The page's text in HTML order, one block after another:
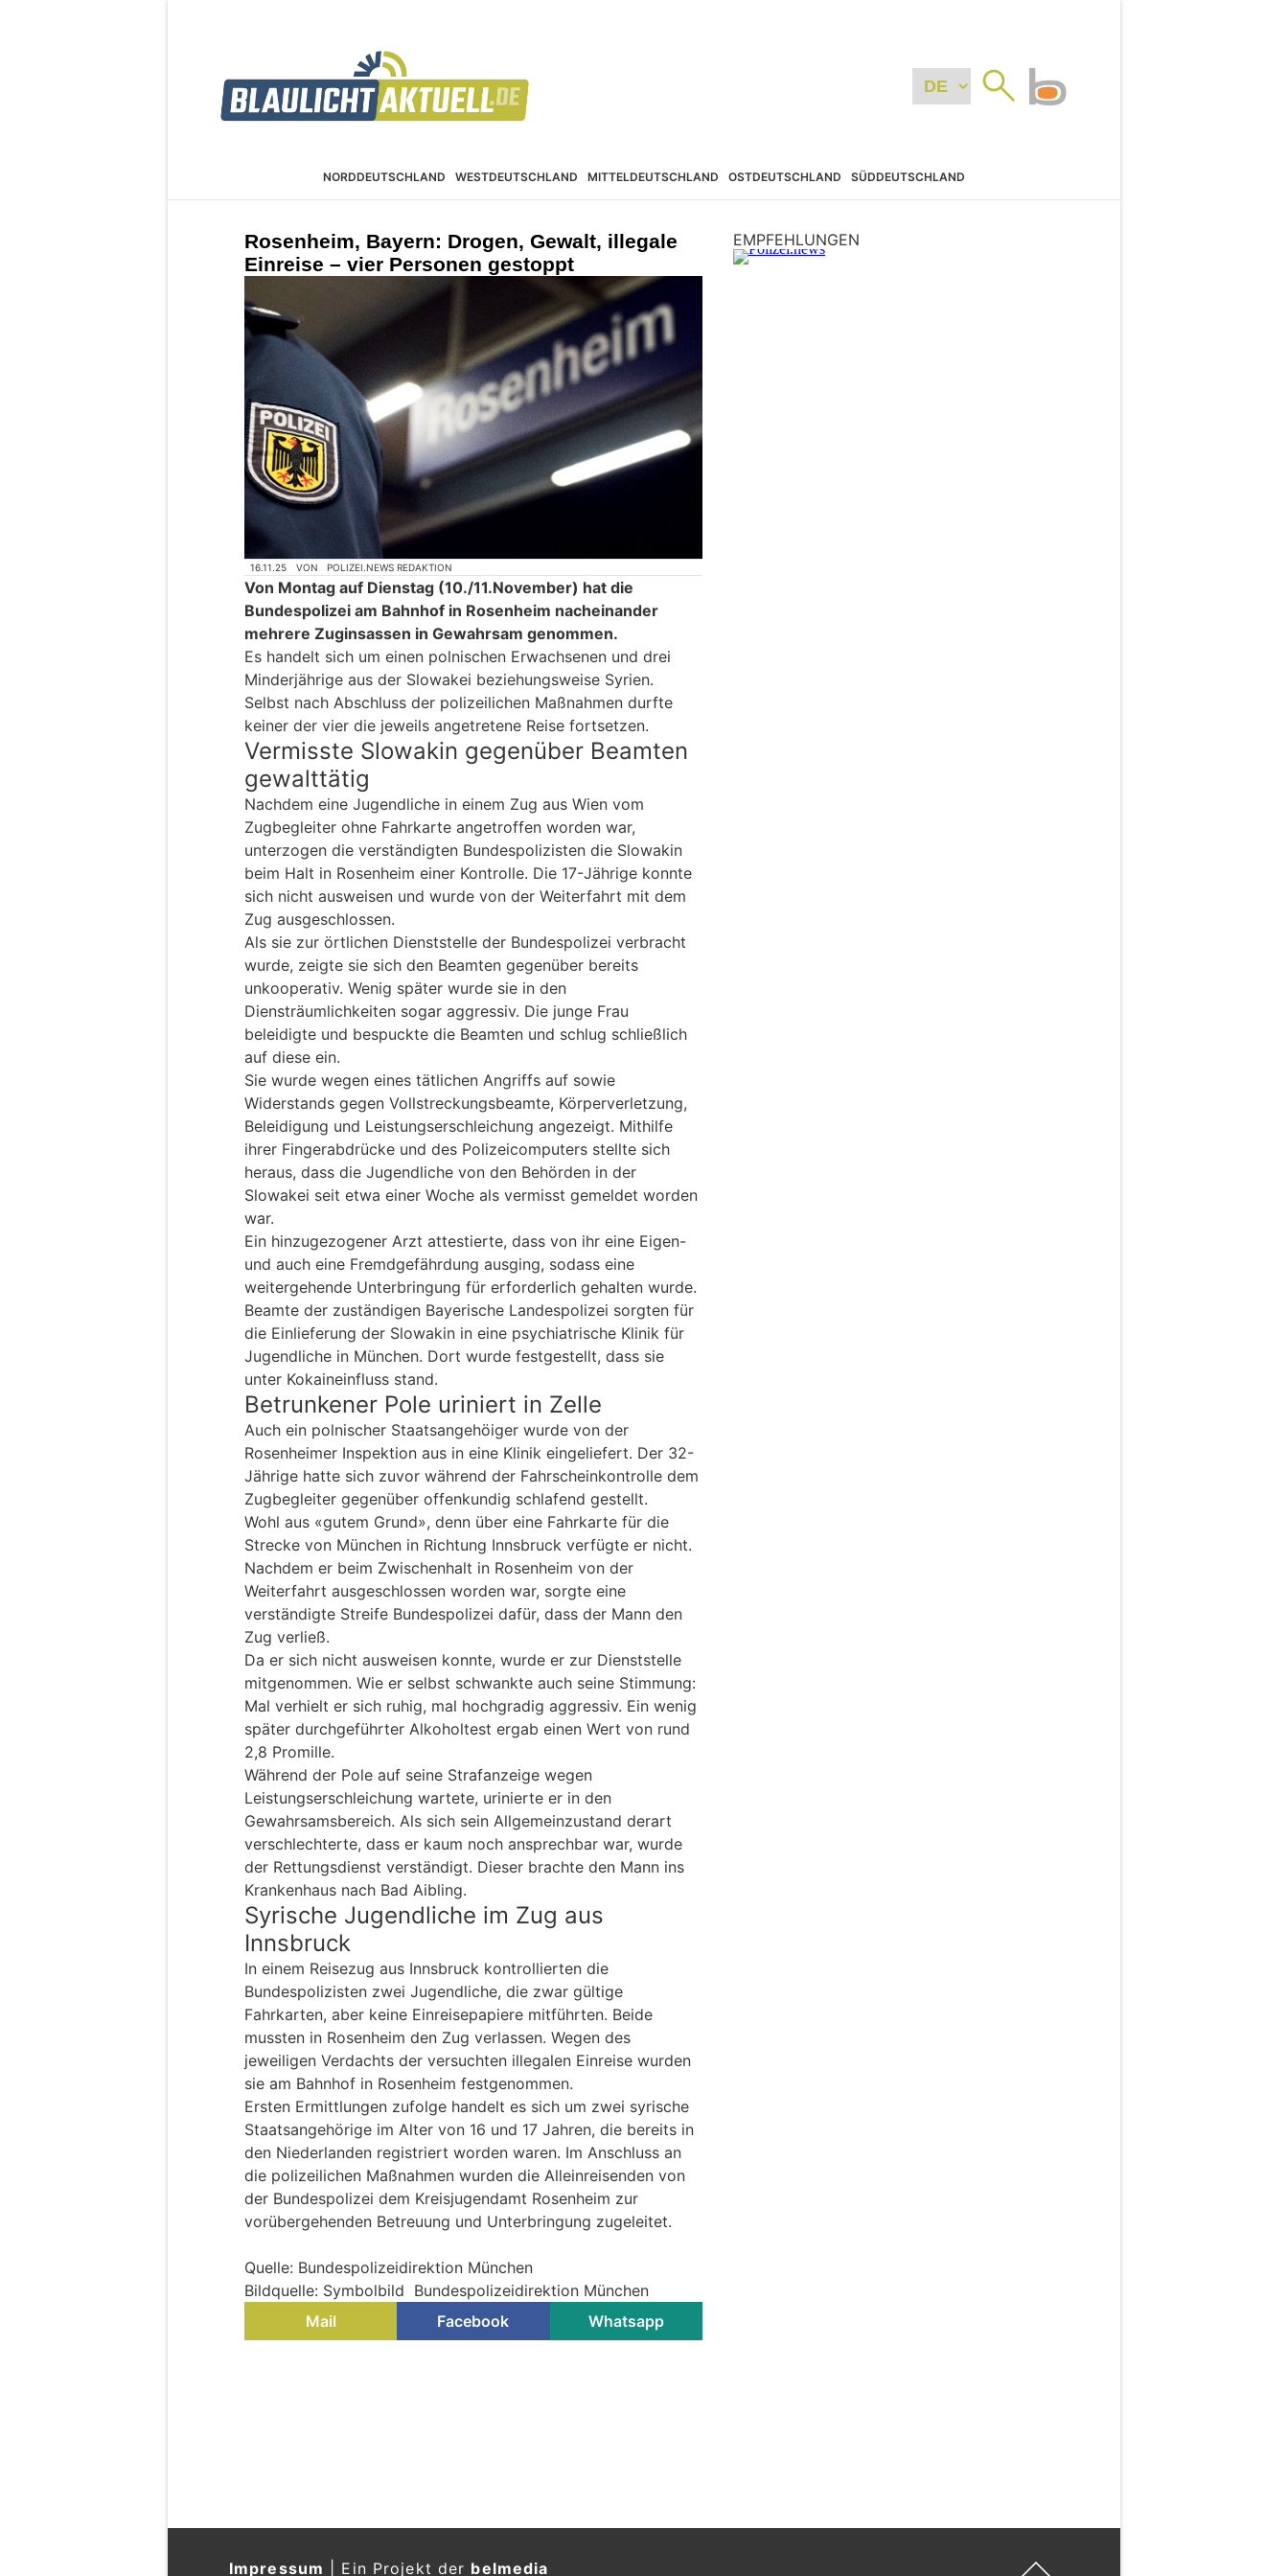
NORDDEUTSCHLAND WESTDEUTSCHLAND MITTELDEUTSCHLAND OSTDEUTSCHLAND SÜDDEUTSCHLAND
Rosenheim, Bayern: Drogen, Gewalt, illegale
Einreise – vier Personen gestoppt
16.11.25 VON POLIZEI.NEWS REDAKTION
Von Montag auf Dienstag (10./11.November) hat die
Bundespolizei am Bahnhof in Rosenheim nacheinander
mehrere Zuginsassen in Gewahrsam genommen.
Es handelt sich um einen polnischen Erwachsenen und drei
Minderjährige aus der Slowakei beziehungsweise Syrien.
Selbst nach Abschluss der polizeilichen Maßnahmen durfte
keiner der vier die jeweils angetretene Reise fortsetzen.
Vermisste Slowakin gegenüber Beamten
gewalttätig
Nachdem eine Jugendliche in einem Zug aus Wien vom
Zugbegleiter ohne Fahrkarte angetroffen worden war,
unterzogen die verständigten Bundespolizisten die Slowakin
beim Halt in Rosenheim einer Kontrolle. Die 17-Jährige konnte
sich nicht ausweisen und wurde von der Weiterfahrt mit dem
Zug ausgeschlossen.
Als sie zur örtlichen Dienststelle der Bundespolizei verbracht
wurde, zeigte sie sich den Beamten gegenüber bereits
unkooperativ. Wenig später wurde sie in den
Diensträumlichkeiten sogar aggressiv. Die junge Frau
beleidigte und bespuckte die Beamten und schlug schließlich
auf diese ein.
Sie wurde wegen eines tätlichen Angriffs auf sowie
Widerstands gegen Vollstreckungsbeamte, Körperverletzung,
Beleidigung und Leistungserschleichung angezeigt. Mithilfe
ihrer Fingerabdrücke und des Polizeicomputers stellte sich
heraus, dass die Jugendliche von den Behörden in der
Slowakei seit etwa einer Woche als vermisst gemeldet worden
war.
Ein hinzugezogener Arzt attestierte, dass von ihr eine Eigen-
und auch eine Fremdgefährdung ausging, sodass eine
weitergehende Unterbringung für erforderlich gehalten wurde.
Beamte der zuständigen Bayerische Landespolizei sorgten für
die Einlieferung der Slowakin in eine psychiatrische Klinik für
Jugendliche in München. Dort wurde festgestellt, dass sie
unter Kokaineinfluss stand.
Betrunkener Pole uriniert in Zelle
Auch ein polnischer Staatsangehöiger wurde von der
Rosenheimer Inspektion aus in eine Klinik eingeliefert. Der 32-
Jährige hatte sich zuvor während der Fahrscheinkontrolle dem
Zugbegleiter gegenüber offenkundig schlafend gestellt.
Wohl aus «gutem Grund», denn über eine Fahrkarte für die
Strecke von München in Richtung Innsbruck verfügte er nicht.
Nachdem er beim Zwischenhalt in Rosenheim von der
Weiterfahrt ausgeschlossen worden war, sorgte eine
verständigte Streife Bundespolizei dafür, dass der Mann den
Zug verließ.
Da er sich nicht ausweisen konnte, wurde er zur Dienststelle
mitgenommen. Wie er selbst schwankte auch seine Stimmung:
Mal verhielt er sich ruhig, mal hochgradig aggressiv. Ein wenig
später durchgeführter Alkoholtest ergab einen Wert von rund
2,8 Promille.
Während der Pole auf seine Strafanzeige wegen
Leistungserschleichung wartete, urinierte er in den
Gewahrsamsbereich. Als sich sein Allgemeinzustand derart
verschlechterte, dass er kaum noch ansprechbar war, wurde
der Rettungsdienst verständigt. Dieser brachte den Mann ins
Krankenhaus nach Bad Aibling.
Syrische Jugendliche im Zug aus
Innsbruck
In einem Reisezug aus Innsbruck kontrollierten die
Bundespolizisten zwei Jugendliche, die zwar gültige
Fahrkarten, aber keine Einreisepapiere mitführten. Beide
mussten in Rosenheim den Zug verlassen. Wegen des
jeweiligen Verdachts der versuchten illegalen Einreise wurden
sie am Bahnhof in Rosenheim festgenommen.
Ersten Ermittlungen zufolge handelt es sich um zwei syrische
Staatsangehörige im Alter von 16 und 17 Jahren, die bereits in
den Niederlanden registriert worden waren. Im Anschluss an
die polizeilichen Maßnahmen wurden die Alleinreisenden von
der Bundespolizei dem Kreisjugendamt Rosenheim zur
vorübergehenden Betreuung und Unterbringung zugeleitet.
Quelle: Bundespolizeidirektion München
Bildquelle: Symbolbild Bundespolizeidirektion München
Mail
Facebook Whatsapp
EMPFEHLUNGEN
Impressum Ein Projekt der belmedia